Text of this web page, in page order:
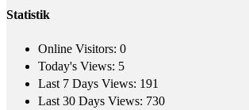
Statistik
Online Visitors: 0
Today's Views: 5
Last 7 Days Views: 191
Last 30 Days Views: 730